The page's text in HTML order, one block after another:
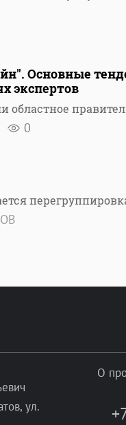
Основные
экспертов
областное
0
ул.
О